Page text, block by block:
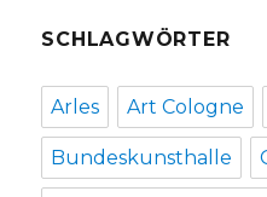
SCHLAGWÖRTER
Arles Art Cologne
Bundeskunsthalle